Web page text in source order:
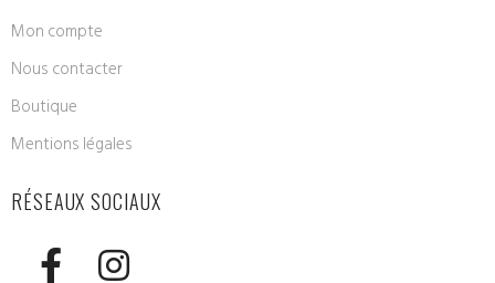
Mon compte
Nous contacter
Boutique
Mentions légales
RÉSEAUX SOCIAUX